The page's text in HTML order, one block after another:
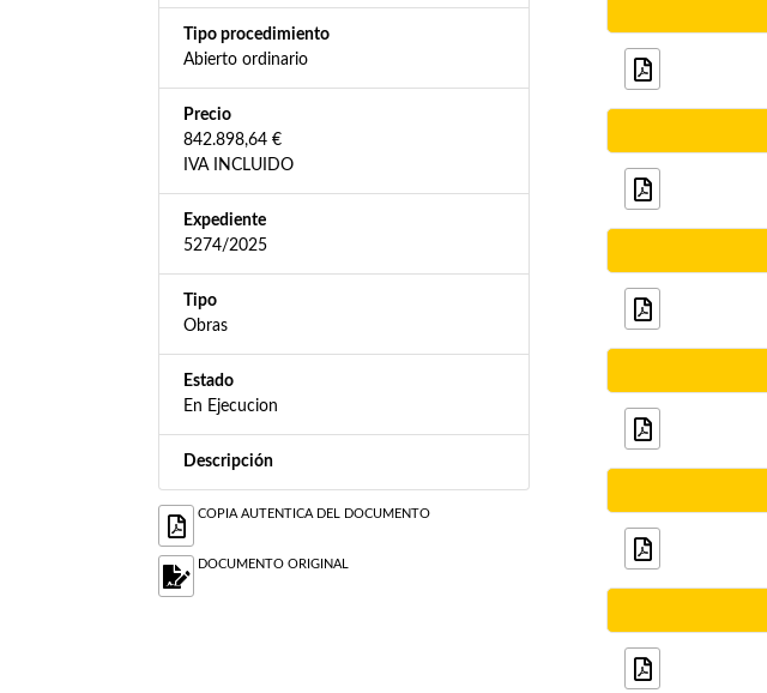
Tipo procedimiento
Abierto ordinario
Precio
842.898,64 €
IVA INCLUIDO
Expediente
5274/2025
Tipo
Obras
Estado
En Ejecucion
Descripción
COPIA AUTENTICA DEL DOCUMENTO
DOCUMENTO ORIGINAL